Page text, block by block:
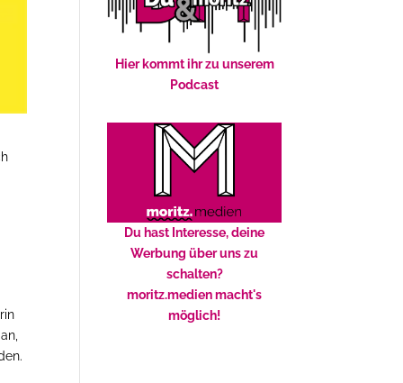
Hier kommt ihr zu unserem
Podcast
Du hast Interesse, deine
Werbung über uns zu
schalten?
moritz.medien macht's
möglich!